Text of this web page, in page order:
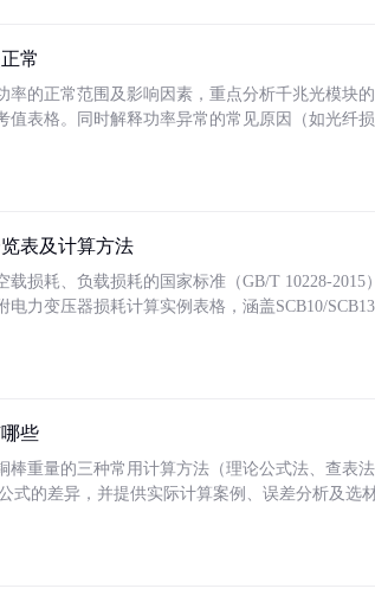
常
率的正常范围及影响因素，重点分析千兆光模块
值表格。同时解释功率异常的常见原因（如光纤
表及计算方法
载损耗、负载损耗的国家标准（GB/T 10228-
电力变压器损耗计算实例表格，涵盖SCB10/
些
棒重量的三种常用计算方法（理论公式法、查表
式的差异，并提供实际计算案例、误差分析及选